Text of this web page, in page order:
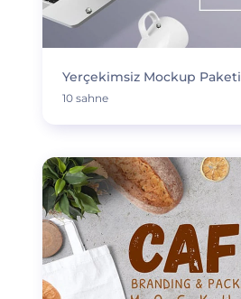
Yerçekimsiz Mockup Paketi
10 sahne